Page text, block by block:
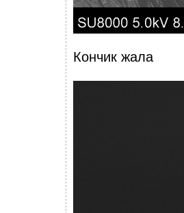
Кончик жала